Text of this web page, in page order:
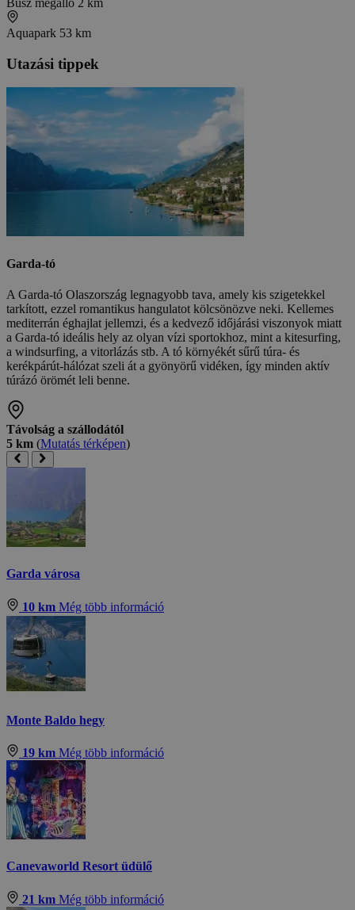
Busz megálló 2 km
Aquapark 53 km
Utazási tippek
Garda-tó
A Garda-tó Olaszország legnagyobb tava, amely kis szigetekkel
tarkított, ezzel romantikus hangulatot kölcsönözve neki. Kellemes
mediterrán éghajlat jellemzi, és a kedvező időjárási viszonyok miatt
a Garda-tó ideális hely az olyan vízi sportokhoz, mint a kitesurfing,
a windsurfing, a vitorlázás stb. A tó környékét sűrű túra- és
kerékpárút-hálózat szeli át a gyönyörű vidéken, így minden aktív
túrázó örömét leli benne.
Távolság a szállodától
5 km (Mutatás térképen)
Garda városa
10 km Még több információ
Monte Baldo hegy
19 km Még több információ
Canevaworld Resort üdülő
21 km Még több információ